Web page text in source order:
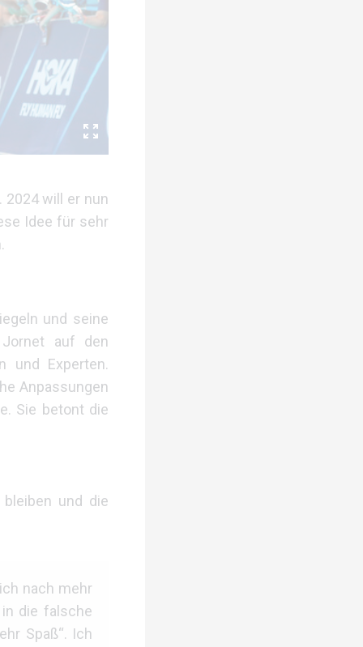
will er nun
Idee für sehr
und seine
Jornet auf den
und Experten.
Anpassungen
Sie betont die
und die
nach mehr
die falsche
Spaß“. Ich